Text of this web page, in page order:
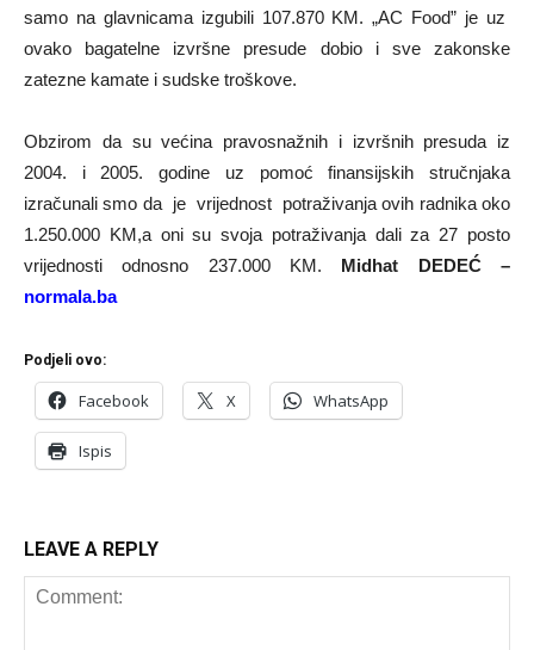
samo na glavnicama izgubili 107.870 KM. „AC Food” je uz
ovako bagatelne izvršne presude dobio i sve zakonske
zatezne kamate i sudske troškove.
Obzirom da su većina pravosnažnih i izvršnih presuda iz
2004. i 2005. godine uz pomoć finansijskih stručnjaka
izračunali smo da je vrijednost potraživanja ovih radnika oko
1.250.000 KM,a oni su svoja potraživanja dali za 27 posto
vrijednosti odnosno 237.000 KM. Midhat DEDEĆ –
normala.ba
Podjeli ovo:
Facebook X WhatsApp
Ispis
LEAVE A REPLY